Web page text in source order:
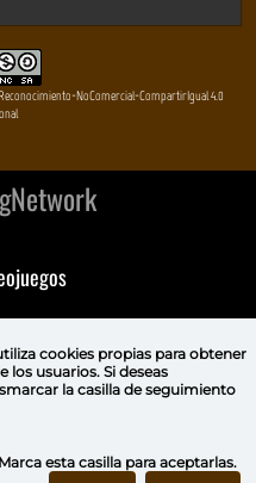
NoComercial-CompartirIgual 4.0
GAL
cookies propiaspara obtener
los usuarios. Si deseas
la casilla de seguimiento
esta casilla para aceptarlas.